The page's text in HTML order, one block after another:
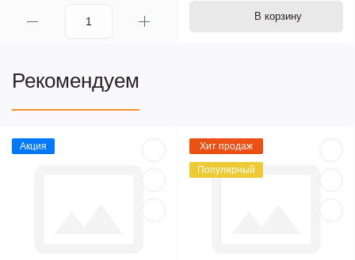
В корзину
Рекомендуем
Акция Хит продаж
Популярный